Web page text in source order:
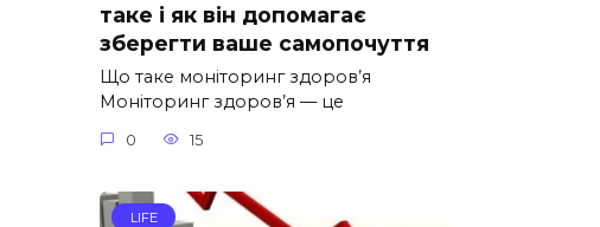
таке і як він допомагає
зберегти ваше самопочуття
Що таке моніторинг здоров’я
Моніторинг здоров’я — це
0 15
LIFE